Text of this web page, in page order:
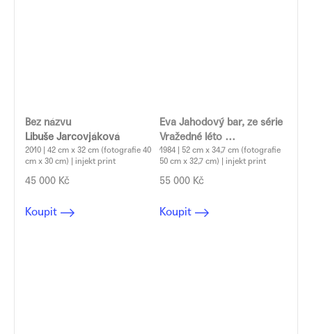
Bez názvu
Libuše Jarcovjáková
2010 | 42 cm x 32 cm (fotografie 40
cm x 30 cm) | injekt print
45 000 Kč
Koupit
Eva Jahodový bar, ze série
Vražedné léto
Libuše Jarcovjáková
1984 | 52 cm x 34,7 cm (fotografie
50 cm x 32,7 cm) | injekt print
55 000 Kč
Koupit